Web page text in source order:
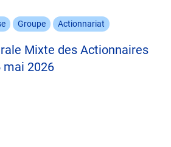
Groupe Actionnariat
Mixte des Actionnaires
mai 2026